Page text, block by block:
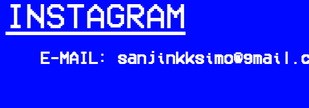
INSTAGRAM
E-MAIL: